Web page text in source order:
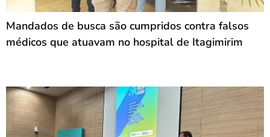
Mandados de busca são cumpridos contra falsos
médicos que atuavam no hospital de Itagimirim